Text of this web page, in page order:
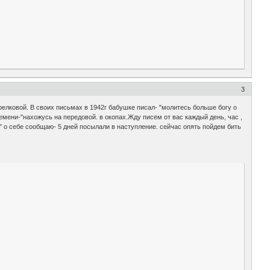
3
В своих письмах в 1942г бабушке писал- "молитесь больше богу о
"нахожусь на передовой. в окопах.Жду писем от вас каждый день, час ,
себе сообщаю- 5 дней посылали в наступление. сейчас опять пойдем бить